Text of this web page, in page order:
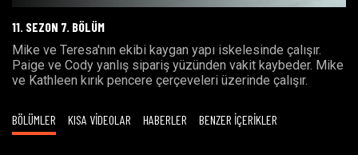
11. SEZON 7. BÖLÜM
Mike ve Teresa'nın ekibi kaygan yapı iskelesinde çalışır.
Paige ve Cody yanlış sipariş yüzünden vakit kaybeder. Mike
ve Kathleen kırık pencere çerçeveleri üzerinde çalışır.
BÖLÜMLER KISA VİDEOLAR HABERLER BENZER İÇERİKLER